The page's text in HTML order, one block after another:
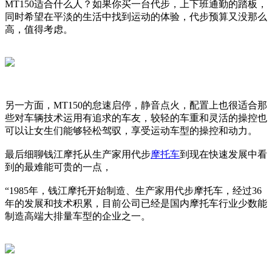
MT150适合什么人？如果你买一台代步，上下班通勤的踏板，
同时希望在平淡的生活中找到运动的体验，代步预算又没那么
高，值得考虑。
另一方面，MT150的怠速启停，静音点火，配置上也很适合那
些对车辆技术运用有追求的车友，较轻的车重和灵活的操控也
可以让女生们能够轻松驾驭，享受运动车型的操控和动力。
最后细聊钱江摩托从生产家用代步摩托车到现在快速发展中看
到的最难能可贵的一点，
“1985年，钱江摩托开始制造、生产家用代步摩托车，经过36
年的发展和技术积累，目前公司已经是国内摩托车行业少数能
制造高端大排量车型的企业之一。